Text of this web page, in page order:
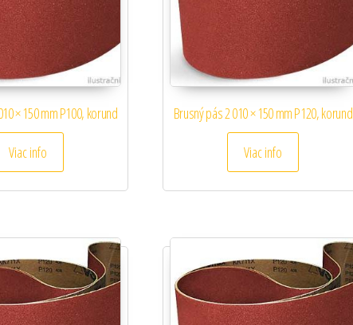
× 150 mm P100, korund
Viac info
Brusný pás 2 010 × 150 mm P120, korund
Viac info